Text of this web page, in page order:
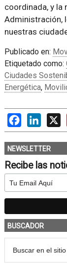
coordinada, y la
Administración,
nuestras
Publicado en:
Etiquetado como:
Ciudades
Energética,
Facebook X
NEWSLETTER
Recibe las
BUSCADOR